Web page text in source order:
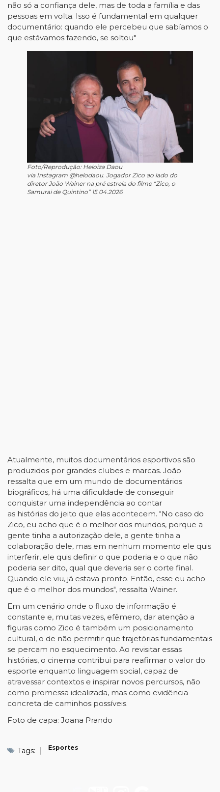
não só a confiança dele, mas de toda a família e das
pessoas em volta. Isso é fundamental em qualquer
documentário: quando ele percebeu que sabíamos o
que estávamos fazendo, se soltou"
Foto/Reprodução: Heloiza Daou
via Instagram @helodaou. Jogador Zico ao lado do
diretor João Wainer na pré estreia do filme “Zico, o
Samurai de Quintino” 15.04.2026
Atualmente, muitos documentários esportivos são
produzidos por grandes clubes e marcas. João
ressalta que em um mundo de documentários
biográficos, há uma dificuldade de conseguir
conquistar uma independência ao contar
as histórias do jeito que elas acontecem. "No caso do
Zico, eu acho que é o melhor dos mundos, porque a
gente tinha a autorização dele, a gente tinha a
colaboração dele, mas em nenhum momento ele quis
interferir, ele quis definir o que poderia e o que não
poderia ser dito, qual que deveria ser o corte final.
Quando ele viu, já estava pronto. Então, esse eu acho
que é o melhor dos mundos", ressalta Wainer.
Em um cenário onde o fluxo de informação é
constante e, muitas vezes, efêmero, dar atenção a
figuras como Zico é também um posicionamento
cultural, o de não permitir que trajetórias fundamentais
se percam no esquecimento. Ao revisitar essas
histórias, o cinema contribui para reafirmar o valor do
esporte enquanto linguagem social, capaz de
atravessar contextos e inspirar novos percursos, não
como promessa idealizada, mas como evidência
concreta de caminhos possíveis.
Foto de capa: Joana Prando
Tags: Esportes